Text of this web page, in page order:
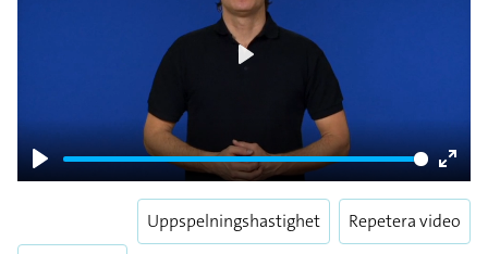
Play
Enter
Uppspelningshastighet Repetera video